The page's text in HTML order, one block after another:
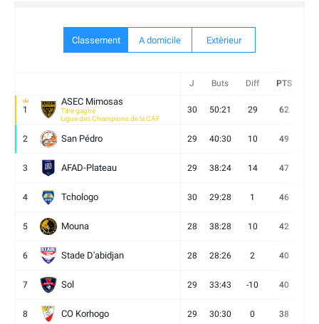
Classement A domicile Extèrieur
J Buts Diff PTS
1
ASEC Mimosas
Titre gagné
Ligue des Champions de la CAF
30 50:21 29 62
2 San Pédro 29 40:30 10 49
3 AFAD-Plateau 29 38:24 14 47
4 Tchologo 30 29:28 1 46
5 Mouna 28 38:28 10 42
6 Stade D'abidjan 28 28:26 2 40
7 Sol 29 33:43 -10 40
8 CO Korhogo 29 30:30 0 38